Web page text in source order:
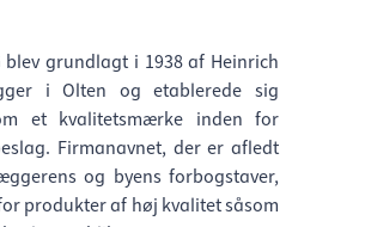
blev grundlagt i 1938 af Heinrich
i Olten og etablerede sig
et kvalitetsmærke inden for
Firmanavnet, der er afledt
og byens forbogstaver,
produkter af høj kvalitet såsom